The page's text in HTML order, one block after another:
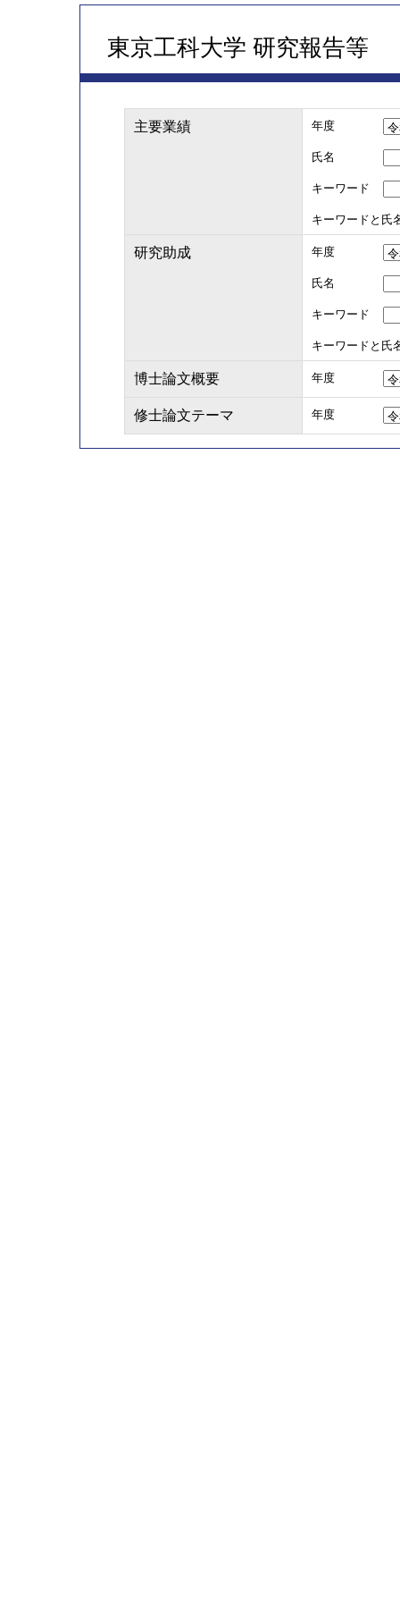
東京工科大学 研究報告等
主要業績 年度
氏名
キーワード
キーワードと氏
研究助成 年度
氏名
キーワード
キーワードと氏
博士論文概要 年度
修士論文テーマ 年度